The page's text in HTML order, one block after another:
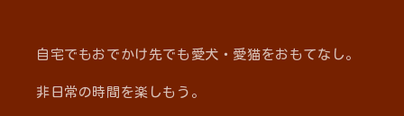
自宅でもおでかけ先でも愛犬・愛猫をおもてなし。
非日常の時間を楽しもう。